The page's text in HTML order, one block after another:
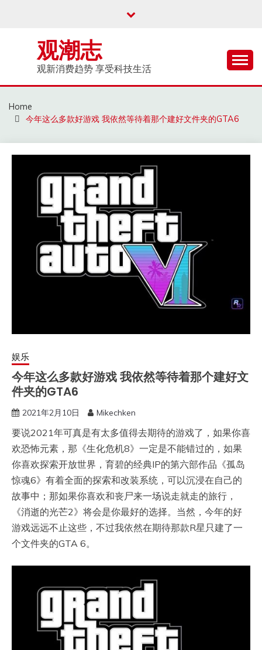
观潮志
观新消费趋势 享受科技生活
Home
今年这么多款好游戏 我依然等待着那个建好文件夹的GTA6
娱乐
今年这么多款好游戏 我依然等待着那个建好文
件夹的GTA6
2021年2月10日 Mikechken
要说2021年可真是有太多值得去期待的游戏了，如果你喜
欢恐怖元素，那《生化危机8》一定是不能错过的，如果
你喜欢探索开放世界，育碧的经典IP的第六部作品《孤岛
惊魂6》有着全面的探索和改装系统，可以沉浸在自己的
故事中；那如果你喜欢和丧尸来一场说走就走的旅行，
《消逝的光芒2》将会是你最好的选择。当然，今年的好
游戏远远不止这些，不过我依然在期待那款R星只建了一
个文件夹的GTA 6。